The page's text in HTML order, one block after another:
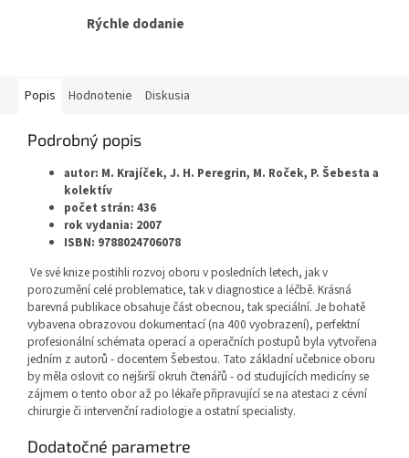
Rýchle dodanie
Popis Hodnotenie Diskusia
Podrobný popis
autor: M. Krajíček, J. H. Peregrin, M. Roček, P. Šebesta a
kolektív
počet strán: 436
rok vydania: 2007
ISBN: 9788024706078
Ve své knize postihli rozvoj oboru v posledních letech, jak v
porozumění celé problematice, tak v diagnostice a léčbě. Krásná
barevná publikace obsahuje část obecnou, tak speciální. Je bohatě
vybavena obrazovou dokumentací (na 400 vyobrazení), perfektní
profesionální schémata operací a operačních postupů byla vytvořena
jedním z autorů - docentem Šebestou. Tato základní učebnice oboru
by měla oslovit co nejširší okruh čtenářů - od studujících medicíny se
zájmem o tento obor až po lékaře připravující se na atestaci z cévní
chirurgie či intervenční radiologie a ostatní specialisty.
Dodatočné parametre